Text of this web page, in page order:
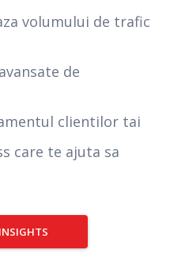
volumului de trafic
de
clientilor tai
care te ajuta sa